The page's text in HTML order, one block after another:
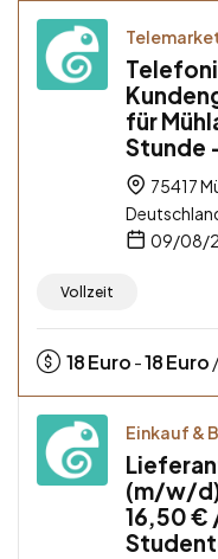
für
Stunde
75417
09/08/
Vollzeit
18Euro -18Euro
Einkauf &
(m/w/d)
16,50 €